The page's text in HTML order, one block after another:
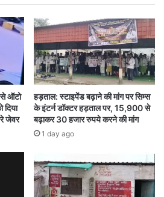
Bilaspur Bullying
CHHATISGARH
से ऑटो
जेवर
हड़ताल: स्टाइपेंड बढ़ाने की मांग पर सिम्स
के इंटर्न डॉक्टर हड़ताल पर, 15,900 से
बढ़ाकर 30 हजार रुपये करने की मांग
1 day ago